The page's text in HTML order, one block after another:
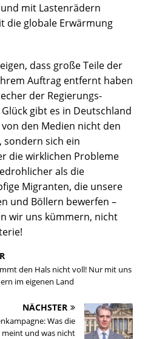
mit Lastenrädern
die globale Erwärmung
dass große Teile der
Auftrag entfernt haben
der Regierungs-
gibt es in Deutschland
den Medien nicht den
sondern sich ein
die wirklichen Probleme
als die
Migranten, die unsere
und Böllern bewerfen –
wir uns kümmern, nicht
den Hals nicht voll! Nur mit uns
im eigenen Land
NÄCHSTER
Was die
und was nicht